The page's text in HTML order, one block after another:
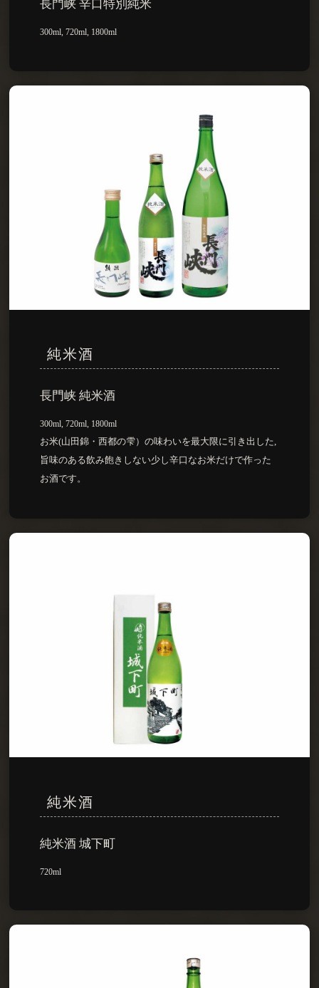
長門峡 辛口特別純米
300ml, 720ml, 1800ml
純米酒
長門峡 純米酒
300ml, 720ml, 1800ml
お米(山田錦・西都の雫）の味わいを最大限に引き出した,
旨味のある飲み飽きしない少し辛口なお米だけで作った
お酒です。
純米酒
純米酒 城下町
720ml